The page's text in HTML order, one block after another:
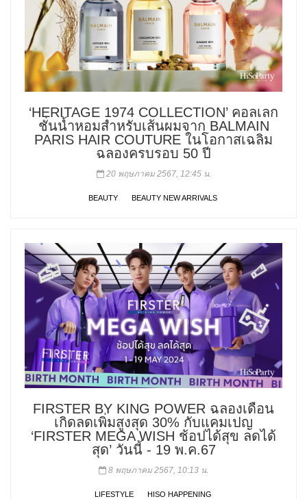
‘HERITAGE 1974 COLLECTION’ คอลเลก
ชั่นน้ำหอมสำหรับเส้นผมจาก BALMAIN
PARIS HAIR COUTURE ในโอกาสเฉลิม
ฉลองครบรอบ 50 ปี
20 พฤษภาคม 2567, 12:45 น.
BEAUTY BEAUTY NEW ARRIVALS
FIRSTER BY KING POWER ฉลองเดือน
เกิดลดเพิ่มสูงสุด 30% กับแคมเปญ
‘FIRSTER MEGA WISH ช้อปได้สุข ลดได้
สุด’ วันนี้ - 19 พ.ค.67
8 พฤษภาคม 2567, 10:13 น.
LIFESTYLE HISO HAPPENING